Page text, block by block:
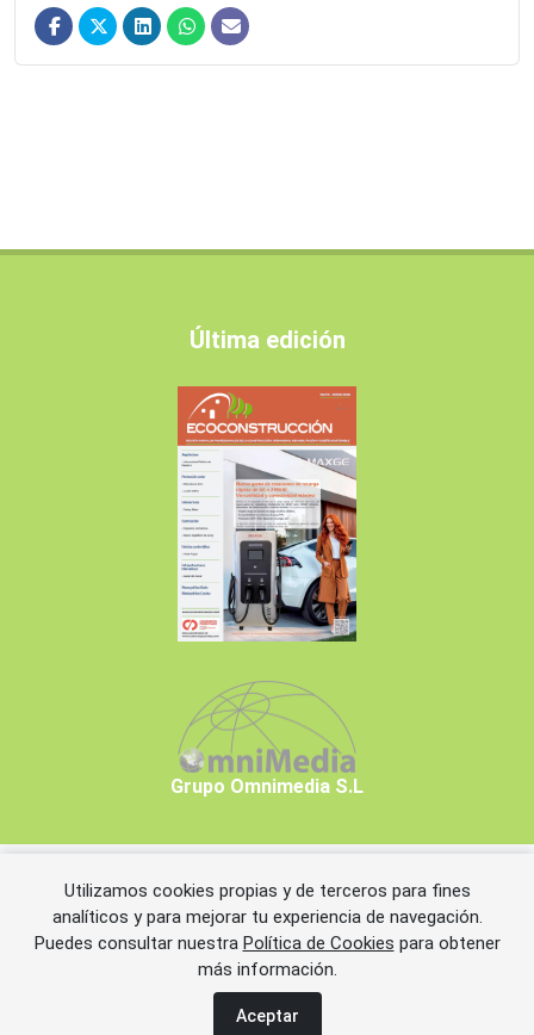
Utilizamos cookies propias y de terceros para fines
analíticos y para mejorar tu experiencia de navegación.
Puedes consultar nuestra Política de Cookies para obtener
más información.
Aceptar
Última edición
Grupo Omnimedia S.L
Copyrights © 2026 Grupo Omnimedia S.L.
Política de privacidad
Política de cookies
Información adicional
Miembros de CEDRO